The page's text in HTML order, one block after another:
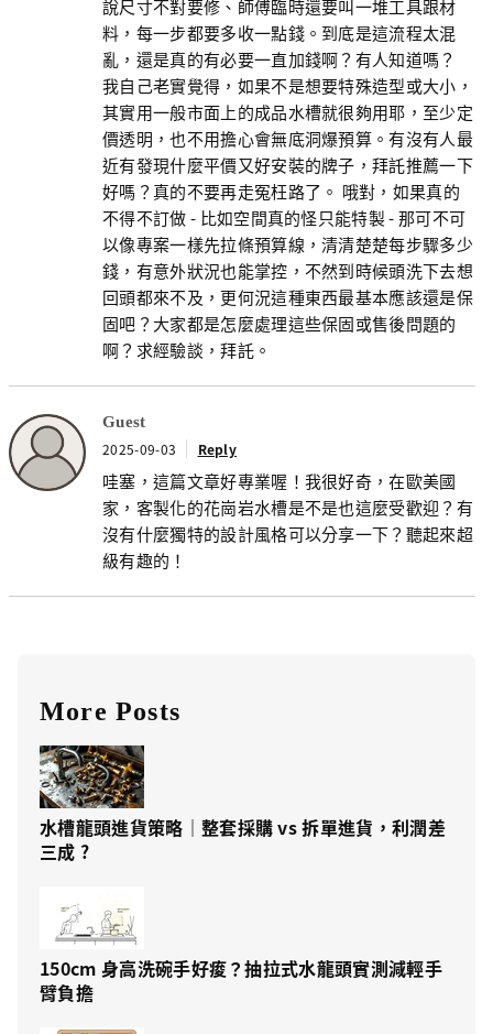
說尺寸不對要修、師傅臨時還要叫一堆工具跟材
料，每一步都要多收一點錢。到底是這流程太混
亂，還是真的有必要一直加錢啊？有人知道嗎？
我自己老實覺得，如果不是想要特殊造型或大小，
其實用一般市面上的成品水槽就很夠用耶，至少定
價透明，也不用擔心會無底洞爆預算。有沒有人最
近有發現什麼平價又好安裝的牌子，拜託推薦一下
好嗎？真的不要再走冤枉路了。 哦對，如果真的
不得不訂做 - 比如空間真的怪只能特製 - 那可不可
以像專案一樣先拉條預算線，清清楚楚每步驟多少
錢，有意外狀況也能掌控，不然到時候頭洗下去想
回頭都來不及，更何況這種東西最基本應該還是保
固吧？大家都是怎麼處理這些保固或售後問題的
啊？求經驗談，拜託。
Guest
2025-09-03 Reply
哇塞，這篇文章好專業喔！我很好奇，在歐美國
家，客製化的花崗岩水槽是不是也這麼受歡迎？有
沒有什麼獨特的設計風格可以分享一下？聽起來超
級有趣的！
More Posts
水槽龍頭進貨策略｜整套採購 vs 拆單進貨，利潤差
三成 ?
150cm 身高洗碗手好痠？抽拉式水龍頭實測減輕手
臂負擔